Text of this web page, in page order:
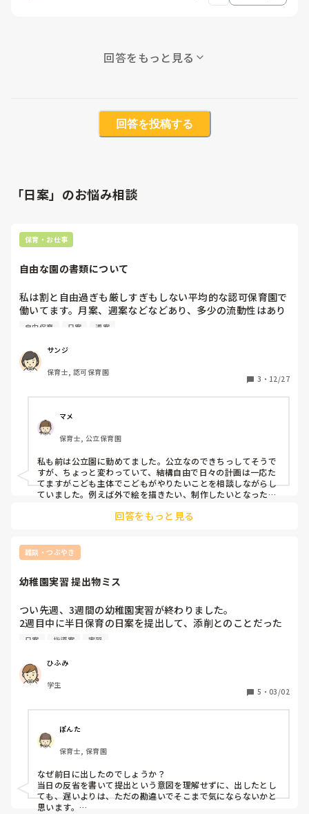
回答をもっと見る
回答を投稿する
「日案」のお悩み相談
保育・お仕事
自由な園の書類について
私は割と自由過ぎも厳しすぎもしない平均的な認可保育園で
働いてます。月案、週案などなどあり、多少の流動性はあり
ますが、概ね計画通りに日々がすぎていきます。
自分の子供は自由すぎる幼稚園に預けています。
こども達の思いつくまま公園にいったり、突然山や海や動物
園にいったり、クッキーやピザを作ったり、どろんこなった
お散歩もいきたいこだけ行って、いきたくないこは園に残っ
て遊んでいたり
昨日も落ち葉がたくさん集まったから、給食室に突如行って
さつまいもとじゃがいもをゲットして焼いて食べたそうで
す。
子供達は楽しそうで、親としては満足なんですが、こういう
自由な園は月案、週案、日案どのように運用しているんでし
ょうか？
かしら書類があるはずでは？？と思ってしまいます。
自由保育 日案 週案
サンジ
保育士, 認可保育園
3 ・ 12/27
マメ
保育士, 公立保育園
私も前は公立園に勤めてました。公立なのできちっしてそうで
すが、ちょっと変わっていて、結構自由で日々の計画は一応た
てますがこども主体でこどもがやりたいことを相談しながらし
ていました。例えば外で絵を描きたい、制作したいとなったら
り紙をしたり、その周りを鬼ごっこしてる子もいたりと自由で
回答をもっと見る
雑談・つぶやき
幼稚園実習 提出物ミス
つい先週、3週間の幼稚園実習が終わりました。
2週目中に半日保育の日案を提出して、添削とのことだった
のですが、私が書くのが遅く木曜日に提出し、金曜日に返っ
この半日保育の指導案と日案が、半日保育当日に提出だった
のですが、勘違いしていて前日に出してしまいました。日案
と指導案は当日の反省にて返却されたのですが、これってあ
ただいたのですが、再実習とかになりますか…？
日案 指導案 実習
ひふみ
学生
5 ・ 03/02
ぽんた
保育士, 保育園
なぜ前日に出したのでしょうか？
当日の反省を書いて提出という意図を理解せずに、出したとし
ても、遅いよりは、ただの勘違いでそこまで気にならないかと
思います。